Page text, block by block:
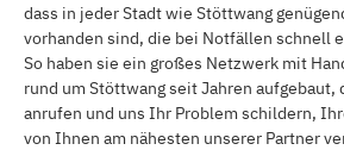
dass in jeder Stadt wie Stöttwang
vorhanden sind, die bei Notfällen schnell
So haben sie ein großes Netzwerk mit
rund um Stöttwang seit Jahren aufgebaut,
anrufen und uns Ihr Problem schildern,
von Ihnen am nähesten unserer Partner